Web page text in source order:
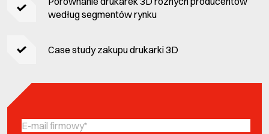
według segmentów rynku
Case study zakupu drukarki 3D